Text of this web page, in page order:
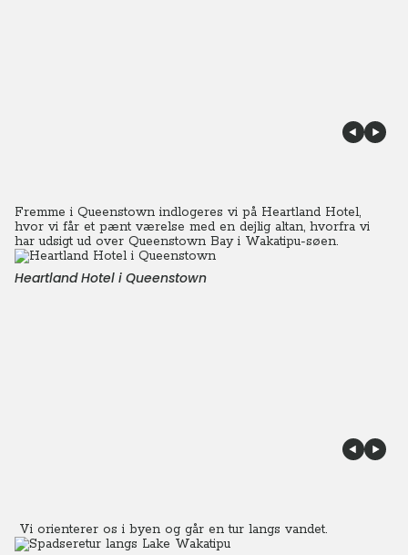
Fremme i Queenstown indlogeres vi på Heartland Hotel,
hvor vi får et pænt værelse med en dejlig altan, hvorfra vi
har udsigt ud over Queenstown Bay i Wakatipu-søen.
Heartland Hotel i Queenstown
Vi orienterer os i byen og går en tur langs vandet.